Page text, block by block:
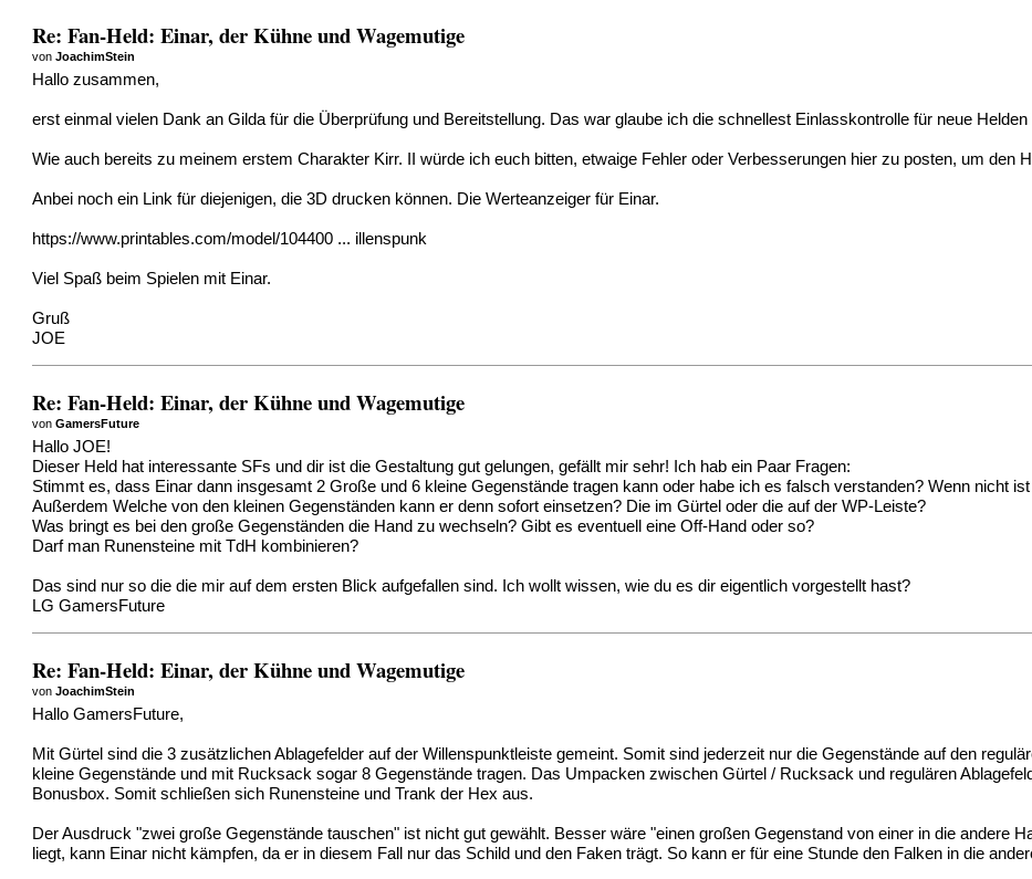
Re: Fan-Held: Einar, der Kühne und Wagemutige
vonJoachimStein
Hallo zusammen,
erst einmal vielen Dank an Gilda für die Überprüfung und Bereitstellung. Das war glaube ich die schnellest Einlasskontrolle für neue Helden
Wie auch bereits zu meinem erstem Charakter Kirr. II würde ich euch bitten, etwaige Fehler oder Verbesserungen hier zu posten, um den
Anbei noch ein Link für diejenigen, die 3D drucken können. Die Werteanzeiger für Einar.
https://www.printables.com/model/104400 ... illenspunk
Viel Spaß beim Spielen mit Einar.
Gruß
JOE
Re: Fan-Held: Einar, der Kühne und Wagemutige
vonGamersFuture
Hallo JOE!
Dieser Held hat interessante SFs und dir ist die Gestaltung gut gelungen, gefällt mir sehr! Ich hab ein Paar Fragen:
Stimmt es, dass Einar dann insgesamt 2 Große und 6 kleine Gegenstände tragen kann oder habe ich es falsch verstanden? Wenn nicht
Außerdem Welche von den kleinen Gegenständen kann er denn sofort einsetzen? Die im Gürtel oder die auf der WP-Leiste?
Was bringt es bei den große Gegenständen die Hand zu wechseln? Gibt es eventuell eine Off-Hand oder so?
Darf man Runensteine mit TdH kombinieren?
Das sind nur so die die mir auf dem ersten Blick aufgefallen sind. Ich wollt wissen, wie du es dir eigentlich vorgestellt hast?
LG GamersFuture
Re: Fan-Held: Einar, der Kühne und Wagemutige
vonJoachimStein
Hallo GamersFuture,
Mit Gürtel sind die 3 zusätzlichen Ablagefelder auf der Willenspunktleiste gemeint. Somit sind jederzeit nur die Gegenstände auf den
kleine Gegenstände und mit Rucksack sogar 8 Gegenstände tragen. Das Umpacken zwischen Gürtel / Rucksack und regulären
Bonusbox. Somit schließen sich Runensteine und Trank der Hex aus.
Der Ausdruck "zwei große Gegenstände tauschen" ist nicht gut gewählt. Besser wäre "einen großen Gegenstand von einer in die andere
liegt, kann Einar nicht kämpfen, da er in diesem Fall nur das Schild und den Faken trägt. So kann er für eine Stunde den Falken in die